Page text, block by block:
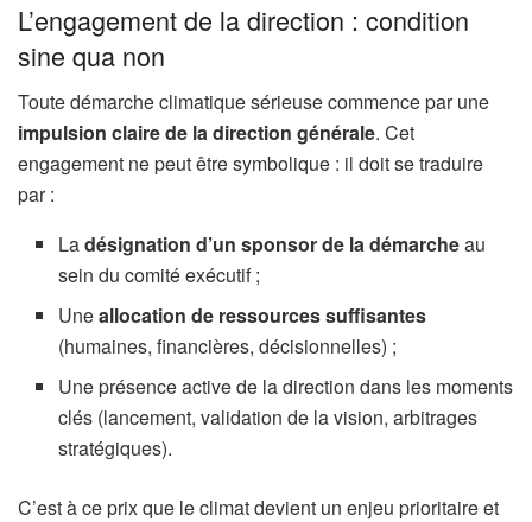
L’engagement de la direction : condition
sine qua non
Toute démarche climatique sérieuse commence par une
impulsion claire de la direction générale. Cet
engagement ne peut être symbolique : il doit se traduire
par :
Ladésignation d’un sponsor de la démarcheau
sein du comité exécutif ;
Uneallocation de ressources suffisantes
(humaines, financières, décisionnelles) ;
Une présence active de la direction dans les moments
clés (lancement, validation de la vision, arbitrages
stratégiques).
C’est à ce prix que le climat devient un enjeu prioritaire et